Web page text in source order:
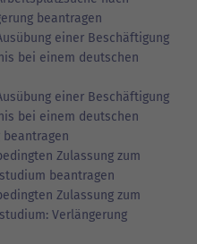
beantragen
einer Beschäftigung
bei einem deutschen
einer Beschäftigung
bei einem deutschen
beantragen
Zulassung zum
beantragen
Zulassung zum
Verlängerung